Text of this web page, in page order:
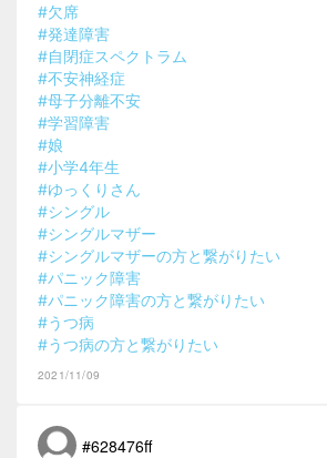
#欠席
#発達障害
#自閉症スペクトラム
#不安神経症
#母子分離不安
#学習障害
#娘
#小学4年生
#ゆっくりさん
#シングル
#シングルマザー
#シングルマザーの方と繋がりたい
#パニック障害
#パニック障害の方と繋がりたい
#うつ病
#うつ病の方と繋がりたい
2021/11/09
#628476ff